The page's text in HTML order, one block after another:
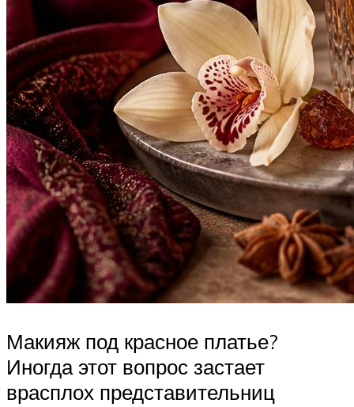
Макияж под красное платье?
Иногда этот вопрос застает
врасплох представительниц